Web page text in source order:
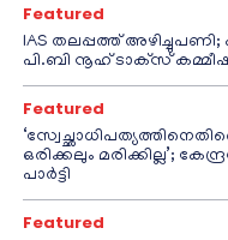
Featured
IAS തലപ്പത്ത് അഴിച്ചുപണി;
പി.ബി നൂഹ് ടാക്‌സ്
Featured
ഒരിക്കലും മരിക്കില്ല’;
പാർട്ടി
Featured